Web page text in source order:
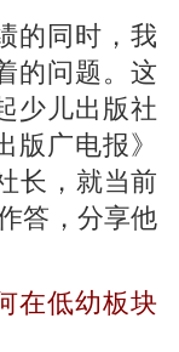
同时，我
的问题。这
少儿出版社
广电报》
长，就当前
答，分享他
在低幼板块